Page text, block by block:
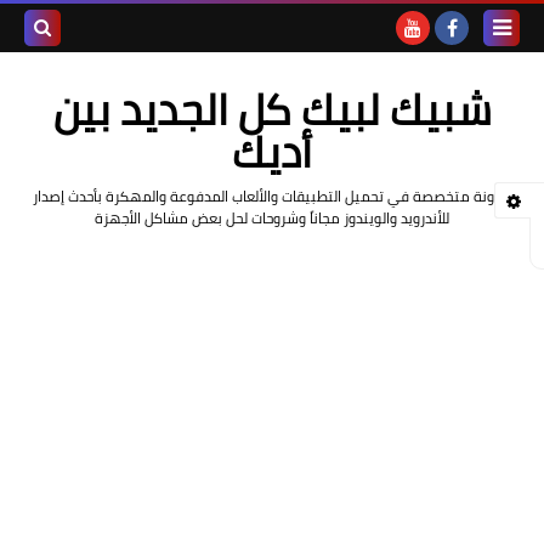
المدونةشبيك لبيك كل الجديد بين
أديك
مدونة متخصصة في تحميل التطبيقات والألعاب المدفوعة والمهكرة بأحدث إصدار
للأندرويد والويندوز مجاناً وشروحات لحل بعض مشاكل الأجهزة